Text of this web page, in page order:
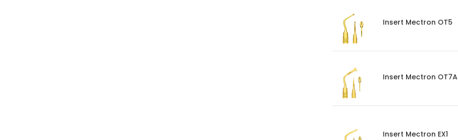
Insert Mectron OT5
Insert Mectron OT7A
Insert Mectron EX1